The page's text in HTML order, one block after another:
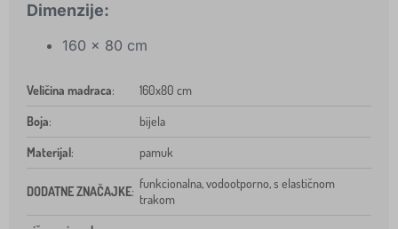
Dimenzije:
160 x 80 cm
Veličina madraca: 160x80 cm
Boja: bijela
Materijal: pamuk
DODATNE ZNAČAJKE:
funkcionalna, vodootporno, s elastičnom
trakom